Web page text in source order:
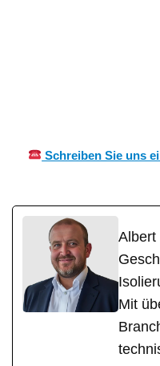
Schreiben Sie uns
Albert
Mit